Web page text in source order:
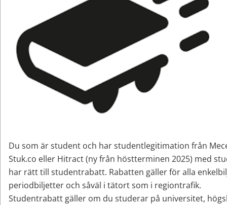
Du som är student och har studentlegitimation från
Stuk.co eller Hitract (ny från höstterminen 2025) med
har rätt till studentrabatt. Rabatten gäller för alla
periodbiljetter och såväl i tätort som i regiontrafik.
Studentrabatt gäller om du studerar på universitet,